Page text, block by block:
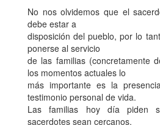
No nos olvidemos que el
debe estar a
disposición del pueblo, por lo
ponerse al servicio
de las familias (concretamente
los momentos actuales lo
más importante es la
testimonio personal de vida.
Las familias hoy día piden
sacerdotes sean cercanos,